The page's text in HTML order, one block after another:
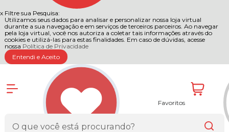
x Filtre sua Pesquisa:
Utilizamos seus dados para analisar e personalizar nossa loja virtual
durante a sua navegação e em serviços de terceiros parceiros. Ao navegar
pela loja virtual, você nos autoriza a coletar tais informações através do
cookies e utilizá-las para estas finalidades. Em caso de dúvidas, acesse
nossa Política de Privacidade
Entendi e Aceito
Favoritos